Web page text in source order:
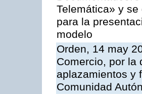
Telemática» y
para la
modelo
Orden, 14 may
Comercio, por la
aplazamientos y
Comunidad